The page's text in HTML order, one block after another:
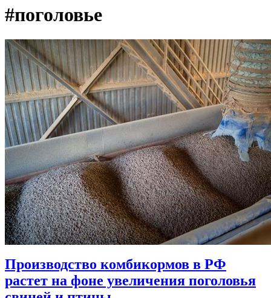
#поголовье
Производство комбикормов в РФ
растет на фоне увеличения поголовья